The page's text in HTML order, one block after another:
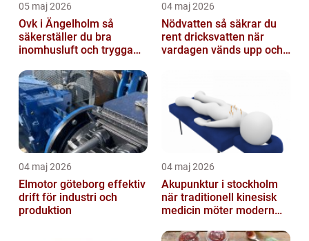
05 maj 2026
Ovk i Ängelholm så
säkerställer du bra
inomhusluft och trygga
04 maj 2026
Nödvatten så säkrar du
rent dricksvatten när
vardagen vänds upp och
04 maj 2026
Elmotor göteborg effektiv
drift för industri och
produktion
04 maj 2026
Akupunktur i stockholm
när traditionell kinesisk
medicin möter modern